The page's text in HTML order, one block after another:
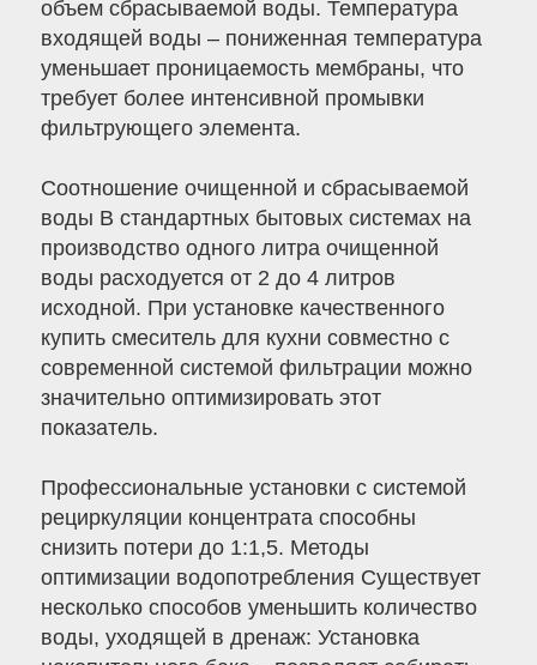
объем сбрасываемой воды. Температура
входящей воды – пониженная температура
уменьшает проницаемость мембраны, что
требует более интенсивной промывки
фильтрующего элемента.
Соотношение очищенной и сбрасываемой
воды В стандартных бытовых системах на
производство одного литра очищенной
воды расходуется от 2 до 4 литров
исходной. При установке качественного
купить смеситель для кухни совместно с
современной системой фильтрации можно
значительно оптимизировать этот
показатель.
Профессиональные установки с системой
рециркуляции концентрата способны
снизить потери до 1:1,5. Методы
оптимизации водопотребления Существует
несколько способов уменьшить количество
воды, уходящей в дренаж: Установка